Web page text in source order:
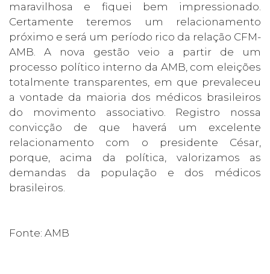
maravilhosa e fiquei bem impressionado.
Certamente teremos um relacionamento
próximo e será um período rico da relação CFM-
AMB. A nova gestão veio a partir de um
processo político interno da AMB, com eleições
totalmente transparentes, em que prevaleceu
a vontade da maioria dos médicos brasileiros
do movimento associativo. Registro nossa
convicção de que haverá um excelente
relacionamento com o presidente César,
porque, acima da política, valorizamos as
demandas da população e dos médicos
brasileiros.
Fonte: AMB